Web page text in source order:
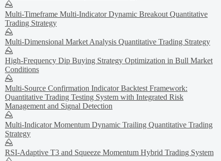
Multi-Timeframe Multi-Indicator Dynamic Breakout Quantitative
Trading Strategy
Multi-Dimensional Market Analysis Quantitative Trading Strategy
High-Frequency Dip Buying Strategy Optimization in Bull Market
Conditions
Multi-Source Confirmation Indicator Backtest Framework:
Quantitative Trading Testing System with Integrated Risk
Management and Signal Detection
Multi-Indicator Momentum Dynamic Trailing Quantitative Trading
Strategy
RSI-Adaptive T3 and Squeeze Momentum Hybrid Trading System